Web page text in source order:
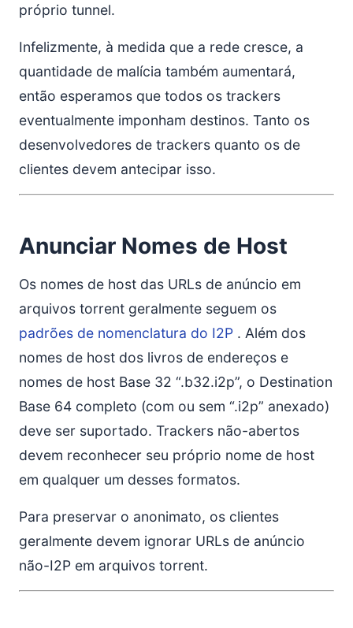
próprio tunnel.
Infelizmente, à medida que a rede cresce, a
quantidade de malícia também aumentará,
então esperamos que todos os trackers
eventualmente imponham destinos. Tanto os
desenvolvedores de trackers quanto os de
clientes devem antecipar isso.
Anunciar Nomes de Host
Os nomes de host das URLs de anúncio em
arquivos torrent geralmente seguem os
padrões de nomenclatura do I2P . Além dos
nomes de host dos livros de endereços e
nomes de host Base 32 “.b32.i2p”, o Destination
Base 64 completo (com ou sem “.i2p” anexado)
deve ser suportado. Trackers não-abertos
devem reconhecer seu próprio nome de host
em qualquer um desses formatos.
Para preservar o anonimato, os clientes
geralmente devem ignorar URLs de anúncio
não-I2P em arquivos torrent.